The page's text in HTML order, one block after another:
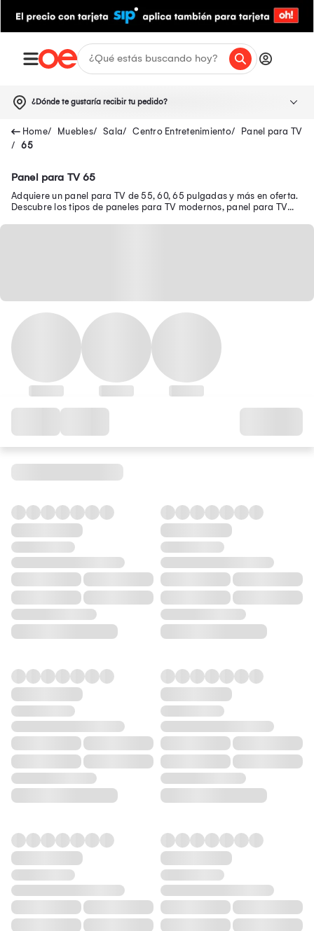
¿Dónde te gustaría recibir tu pedido?
Muebles Sala Centro Entretenimiento
Panel para TV
65
Panel para TV 65
Adquiere un panel para TV de 55, 60, 65 pulgadas y más en oferta.
Descubre los tipos de paneles para TV modernos, panel para TV